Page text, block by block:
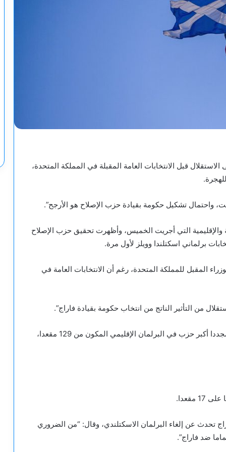
قبل الانتخابات العامة المقبلة في المملكة المتحدة،
واحتمال تشكيل حكومة بقيادة حزب الإصلاح هو الأرجح”.
والإقليمية التي أجريت الخميس، وأظهرت تحقيق حزب الإصلاح
برلماني اسكتلندا وويلز لأول مرة.
المقبل للمملكة المتحدة، رغم أن الانتخابات العامة في
من التأثير الناتج من انتخاب حكومة بقيادة فاراج”.
وقد أصبح الحزب الوطني الاسكتلندي بزعامة سويني مجددا أكبر حزب في البرلمان الإقليمي المكون من 129 مقعدا،
تحدث عن إلغاء البرلمان الاسكتلندي، وقال: “من الضروري
ضد فاراج”.